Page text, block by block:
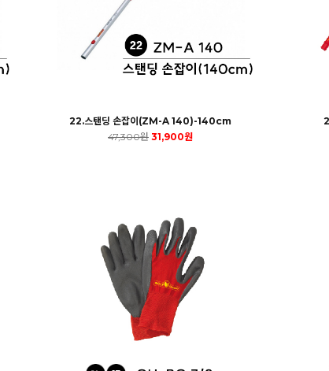
22.스탠딩 손잡이(ZM-A 140)-140cm
47,300원 31,900원